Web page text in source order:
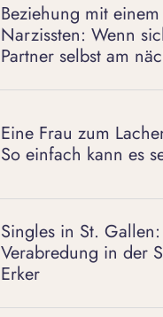
Beziehung mit einem
Narzissten: Wenn
Partner selbst am
Eine Frau zum
So einfach kann es
Singles in St.
Verabredung in der
Erker